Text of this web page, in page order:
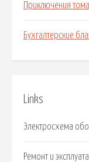
Приключения
Бухгалтерские
Links
Электросхема
Ремонт и